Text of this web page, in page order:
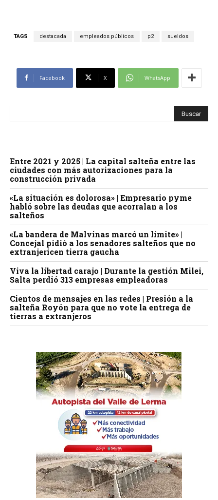
TAGS destacada empleados públicos p2 sueldos
Facebook X WhatsApp
Entre 2021 y 2025 | La capital salteña entre las
ciudades con más autorizaciones para la
construcción privada
«La situación es dolorosa» | Empresario pyme
habló sobre las deudas que acorralan a los
salteños
«La bandera de Malvinas marcó un límite» |
Concejal pidió a los senadores salteños que no
extranjericen tierra gaucha
Viva la libertad carajo | Durante la gestión Milei,
Salta perdió 313 empresas empleadoras
Cientos de mensajes en las redes | Presión a la
salteña Royón para que no vote la entrega de
tierras a extranjeros